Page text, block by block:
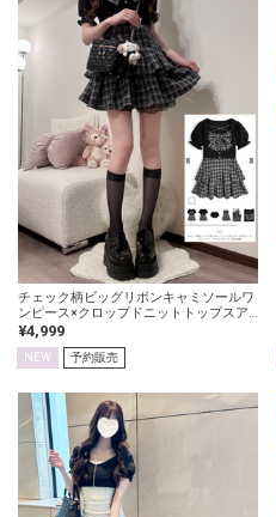
チェック柄ビッグリボンキャミソールワ
ンピース×クロップドニットトップスア
ンサンブル
¥4,999
NEW 予約販売